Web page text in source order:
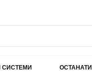
СИСТЕМИ ОСТАНАТИ